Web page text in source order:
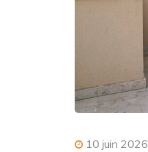
10 juin 2026